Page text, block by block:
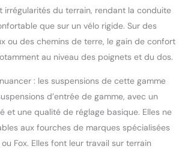
irrégularités du terrain, rendant la conduite
que sur un vélo rigide. Sur des
ou des chemins de terre, le gain de confort
au niveau des poignets et du dos.
: les suspensions de cette gamme
d’entrée de gamme, avec un
et une qualité de réglage basique. Elles ne
aux fourches de marques spécialisées
Fox. Elles font leur travail sur terrain